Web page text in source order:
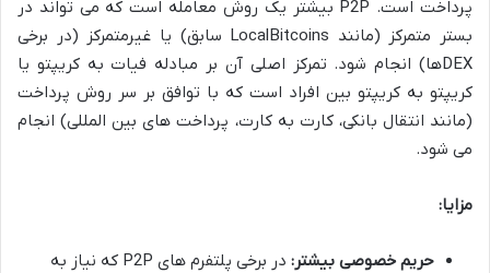
پرداخت است. P2P بیشتر یک روش معامله است که می تواند در
بستر متمرکز (مانند LocalBitcoins سابق) یا غیرمتمرکز (در برخی
DEXها) انجام شود. تمرکز اصلی آن بر مبادله فیات به کریپتو یا
کریپتو به کریپتو بین افراد است که با توافق بر سر روش پرداخت
(مانند انتقال بانکی، کارت به کارت، پرداخت های بین المللی) انجام
می شود.
مزایا:
حریم خصوصی بیشتر:
در برخی پلتفرم های P2P که نیاز به